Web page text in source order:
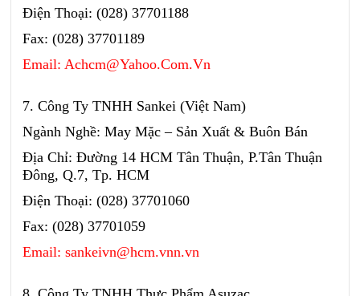
Điện Thoại: (028) 37701188
Fax: (028) 37701189
Email: Achcm@Yahoo.Com.Vn
7. Công Ty TNHH Sankei (Việt Nam)
Ngành Nghề: May Mặc – Sản Xuất & Buôn Bán
Địa Chỉ: Đường 14 HCM Tân Thuận, P.Tân Thuận
Đông, Q.7, Tp. HCM
Điện Thoại: (028) 37701060
Fax: (028) 37701059
Email: sankeivn@hcm.vnn.vn